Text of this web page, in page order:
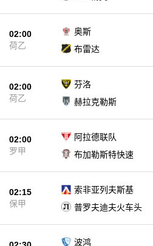
02:00
荷乙
奥斯
布雷达
02:00
荷乙
芬洛
赫拉克勒斯
02:00
罗甲
阿拉德联队
布加勒斯特快速
02:15
保甲
索非亚列夫斯基
普罗夫迪夫火车头
波鸿